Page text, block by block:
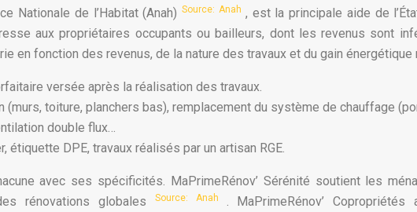
Nationale de l’Habitat (Anah)Source: Anah , est la principale aide de
aux propriétaires occupants ou bailleurs, dont les revenus sont
en fonction des revenus, de la nature des travaux et du gain énergétique
versée après la réalisation des travaux.
(murs, toiture, planchers bas), remplacement du système de chauffage
double flux…
étiquette DPE, travaux réalisés par un artisan RGE.
avec ses spécificités. MaPrimeRénov’ Sérénité soutient les
rénovations globales
Source: Anah . MaPrimeRénov’ Copropriétés